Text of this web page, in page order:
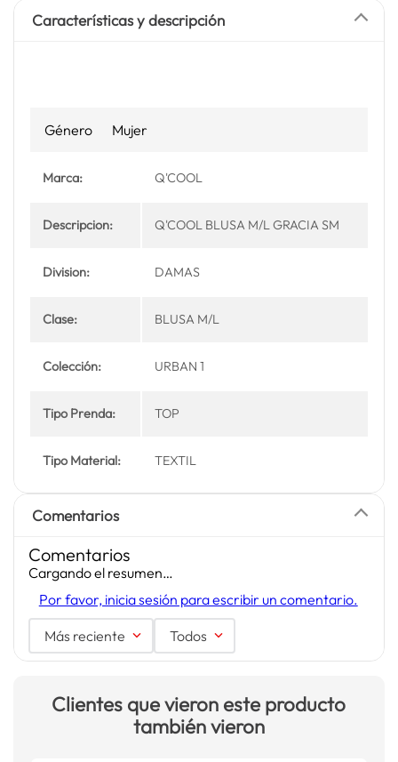
Características y descripción
Género Mujer
Marca: Q'COOL
Descripcion: Q'COOL BLUSA M/L GRACIA SM
Division: DAMAS
Clase: BLUSA M/L
Colección: URBAN 1
Tipo Prenda: TOP
Tipo Material: TEXTIL
Comentarios
Comentarios
Cargando el resumen…
Por favor, inicia sesión para escribir un comentario.
Más reciente Todos
Clientes que vieron este producto
también vieron